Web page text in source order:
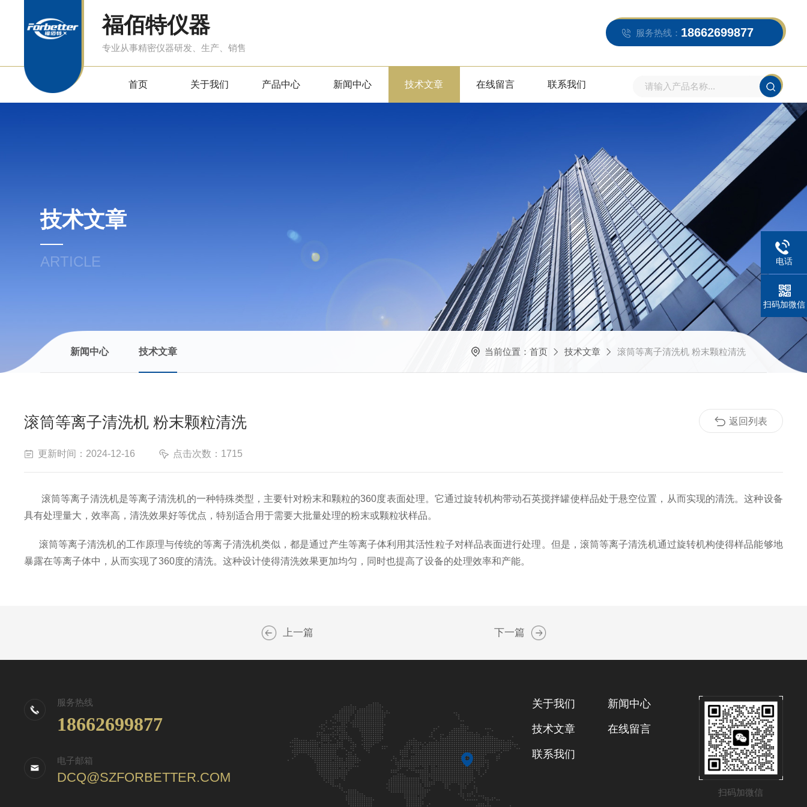
福佰特仪器
专业从事精密仪器研发、生产、销售
服务热线： 18662699877
首页 关于我们 产品中心 新闻中心 技术文章 在线留言 联系我们
技术文章
ARTICLE
新闻中心 技术文章 当前位置： 首页 技术文章 滚筒等离子清洗机 粉末颗粒清洗
滚筒等离子清洗机 粉末颗粒清洗
更新时间：2024-12-16 点击次数：1715
滚筒等离子清洗机是等离子清洗机的一种特殊类型，主要针对粉末和颗粒的360度表面处理。它通过旋转机构带动石英搅拌罐使样品处于悬空位置，从而实现的清洗。这种设备
具有处理量大，效率高，清洗效果好等优点，特别适合用于需要大批量处理的粉末或颗粒状样品。
滚筒等离子清洗机的工作原理与传统的等离子清洗机类似，都是通过产生等离子体利用其活性粒子对样品表面进行处理。但是，滚筒等离子清洗机通过旋转机构使得样品能够地
暴露在等离子体中，从而实现了360度的清洗。这种设计使得清洗效果更加均匀，同时也提高了设备的处理效率和产能。
返回列表
上一篇 下一篇
服务热线
18662699877
电子邮箱
DCQ@SZFORBETTER.COM
扫码加微信
关于我们 新闻中心
技术文章 在线留言
联系我们
电话
扫码加微信